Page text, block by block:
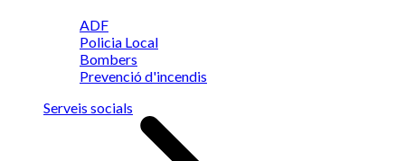
ADF
Policia Local
Bombers
Prevenció d'incendis
Serveis socials